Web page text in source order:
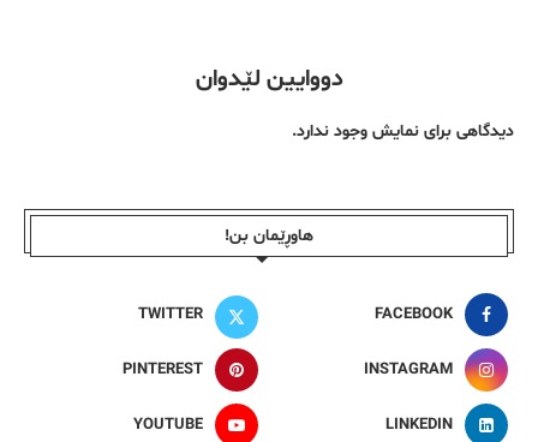
دووایین لێدوان
دیدگاهی برای نمایش وجود ندارد.
هاوڕێمان بن!
FACEBOOK
TWITTER
INSTAGRAM
PINTEREST
LINKEDIN
YOUTUBE